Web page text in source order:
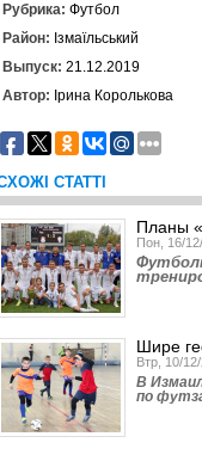
Рубрика: Футбол
Район: Ізмаїльський
Выпуск: 21.12.2019
Автор: Ірина Королькова
СТАТТІ
Планы
Пон, 16/
Шире
Втр, 10/
В
по